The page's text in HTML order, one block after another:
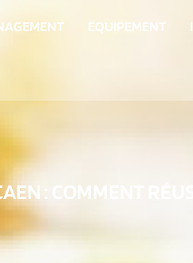
EQUIPEMENT
: COMMENT